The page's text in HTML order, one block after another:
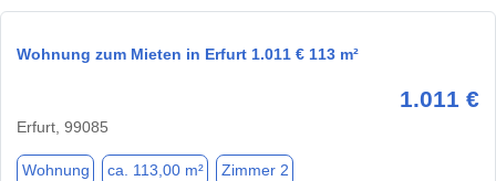
Wohnung zum Mieten in Erfurt 1.011 € 113 m²
1.011 €
Erfurt, 99085
Wohnung ca. 113,00 m² Zimmer 2